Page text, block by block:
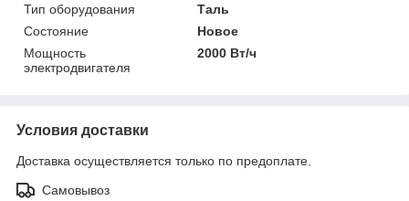
Тип оборудования
Таль
Состояние
Новое
Мощность
электродвигателя
2000 Вт/ч
Условия доставки
Доставка осуществляется только по предоплате.
Самовывоз